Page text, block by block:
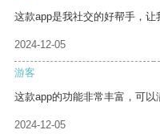
这款app是我社交的好帮手，让
2024-12-05
游客
这款app的功能非常丰富，可以
2024-12-05